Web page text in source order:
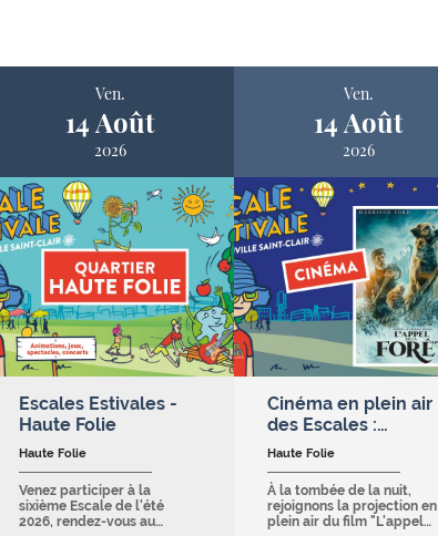
Ven.
14 Août
2026
Escales Estivales -
Haute Folie
Haute Folie
Venez participer à la
sixième Escale de l'été
2026, rendez-vous au…
Ven.
14 Août
2026
Cinéma en plein air
des Escales :…
Haute Folie
À la tombée de la nuit,
rejoignons la projection en
plein air du film "L'appel…